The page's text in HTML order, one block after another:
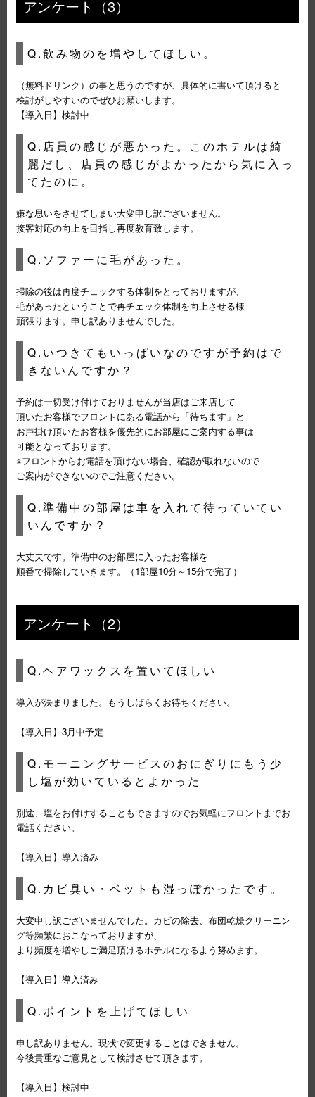
アンケート（3）
Q.飲み物のを増やしてほしい。
（無料ドリンク）の事と思うのですが、具体的に書いて頂けると
検討がしやすいのでぜひお願いします。
【導入日】検討中
Q.店員の感じが悪かった。このホテルは綺
麗だし、店員の感じがよかったから気に入っ
てたのに。
嫌な思いをさせてしまい大変申し訳ございません。
接客対応の向上を目指し再度教育致します。
Q.ソファーに毛があった。
掃除の後は再度チェックする体制をとっておりますが、
毛があったということで再チェック体制を向上させる様
頑張ります。申し訳ありませんでした。
Q.いつきてもいっぱいなのですが予約はで
きないんですか？
予約は一切受け付けておりませんが当店はご来店して
頂いたお客様でフロントにある電話から「待ちます」と
お声掛け頂いたお客様を優先的にお部屋にご案内する事は
可能となっております。
※フロントからお電話を頂けない場合、確認が取れないので
ご案内ができないのでご注意ください。
Q.準備中の部屋は車を入れて待っていてい
いんですか？
大丈夫です。準備中のお部屋に入ったお客様を
順番で掃除していきます。（1部屋10分～15分で完了）
アンケート（2）
Q.ヘアワックスを置いてほしい
導入が決まりました。もうしばらくお待ちください。
【導入日】3月中予定
Q.モーニングサービスのおにぎりにもう少
し塩が効いているとよかった
別途、塩をお付けすることもできますのでお気軽にフロントまでお
電話ください。
【導入日】導入済み
Q.カビ臭い・ベットも湿っぽかったです。
大変申し訳ございませんでした。カビの除去、布団乾燥クリーニン
グ等頻繁におこなっておりますが、
より頻度を増やしご満足頂けるホテルになるよう努めます。
【導入日】導入済み
Q.ポイントを上げてほしい
申し訳ありません。現状で変更することはできません。
今後貴重なご意見として検討させて頂きます。
【導入日】検討中